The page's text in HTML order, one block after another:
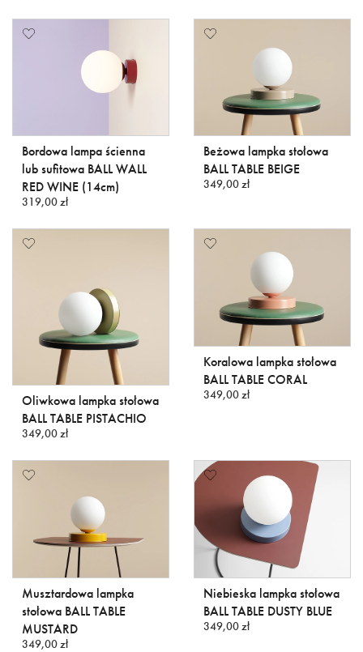
Bordowa lampa ścienna
lub sufitowa BALL WALL
RED WINE (14cm)
319,00 zł
Beżowa lampka stołowa
BALL TABLE BEIGE
349,00 zł
Oliwkowa lampka stołowa
BALL TABLE PISTACHIO
349,00 zł
Koralowa lampka stołowa
BALL TABLE CORAL
349,00 zł
Musztardowa lampka
stołowa BALL TABLE
MUSTARD
349,00 zł
Niebieska lampka stołowa
BALL TABLE DUSTY BLUE
349,00 zł